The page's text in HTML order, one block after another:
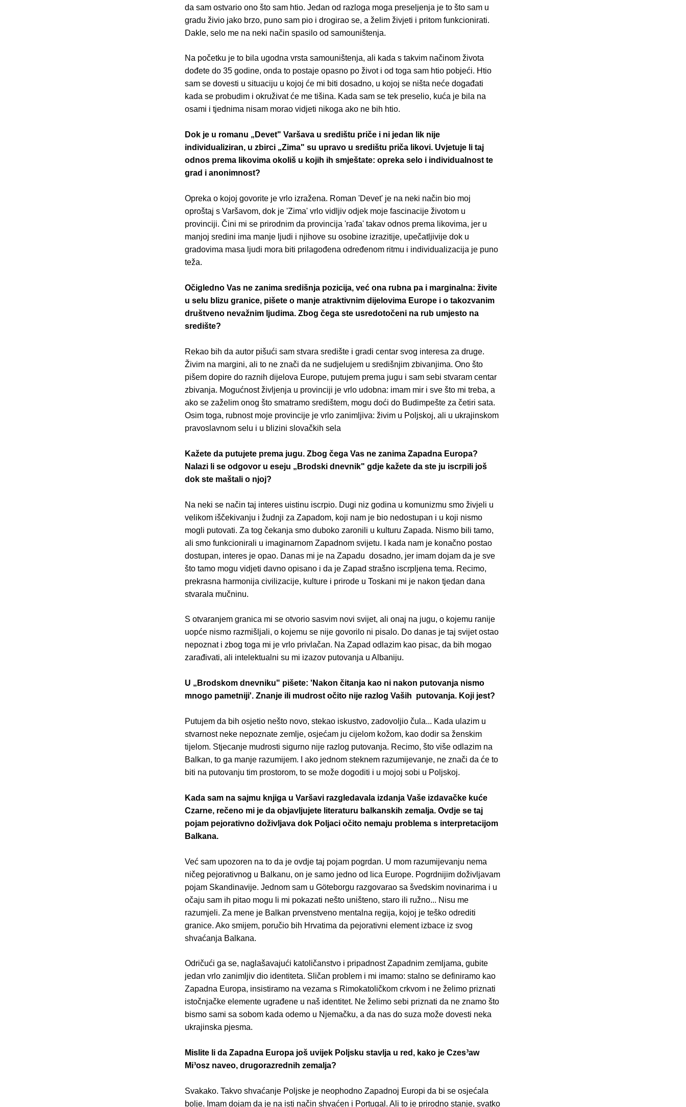
da sam ostvario ono što sam htio. Jedan od razloga moga preseljenja je to što sam u
gradu živio jako brzo, puno sam pio i drogirao se, a želim živjeti i pritom funkcionirati.
Dakle, selo me na neki način spasilo od samouništenja.
Na početku je to bila ugodna vrsta samouništenja, ali kada s takvim načinom života
dođete do 35 godine, onda to postaje opasno po život i od toga sam htio pobjeći. Htio
sam se dovesti u situaciju u kojoj će mi biti dosadno, u kojoj se ništa neće događati
kada se probudim i okruživat će me tišina. Kada sam se tek preselio, kuća je bila na
osami i tjednima nisam morao vidjeti nikoga ako ne bih htio.
Dok je u romanu „Devet" Varšava u središtu priče i ni jedan lik nije
individualiziran, u zbirci „Zima" su upravo u središtu priča likovi. Uvjetuje li taj
odnos prema likovima okoliš u kojih ih smještate: opreka selo i individualnost te
grad i anonimnost?
Opreka o kojoj govorite je vrlo izražena. Roman 'Devet' je na neki način bio moj
oproštaj s Varšavom, dok je 'Zima' vrlo vidljiv odjek moje fascinacije životom u
provinciji. Čini mi se prirodnim da provincija 'rađa' takav odnos prema likovima, jer u
manjoj sredini ima manje ljudi i njihove su osobine izrazitije, upečatljivije dok u
gradovima masa ljudi mora biti prilagođena određenom ritmu i individualizacija je puno
teža.
Očigledno Vas ne zanima središnja pozicija, već ona rubna pa i marginalna: živite
u selu blizu granice, pišete o manje atraktivnim dijelovima Europe i o takozvanim
društveno nevažnim ljudima. Zbog čega ste usredotočeni na rub umjesto na
središte?
Rekao bih da autor pišući sam stvara središte i gradi centar svog interesa za druge.
Živim na margini, ali to ne znači da ne sudjelujem u središnjim zbivanjima. Ono što
pišem dopire do raznih dijelova Europe, putujem prema jugu i sam sebi stvaram centar
zbivanja. Mogućnost življenja u provinciji je vrlo udobna: imam mir i sve što mi treba, a
ako se zaželim onog što smatramo središtem, mogu doći do Budimpešte za četiri sata.
Osim toga, rubnost moje provincije je vrlo zanimljiva: živim u Poljskoj, ali u ukrajinskom
pravoslavnom selu i u blizini slovačkih sela
Kažete da putujete prema jugu. Zbog čega Vas ne zanima Zapadna Europa?
Nalazi li se odgovor u eseju „Brodski dnevnik" gdje kažete da ste ju iscrpili još
dok ste maštali o njoj?
Na neki se način taj interes uistinu iscrpio. Dugi niz godina u komunizmu smo živjeli u
velikom iščekivanju i žudnji za Zapadom, koji nam je bio nedostupan i u koji nismo
mogli putovati. Za tog čekanja smo duboko zaronili u kulturu Zapada. Nismo bili tamo,
ali smo funkcionirali u imaginarnom Zapadnom svijetu. I kada nam je konačno postao
dostupan, interes je opao. Danas mi je na Zapadu dosadno, jer imam dojam da je sve
što tamo mogu vidjeti davno opisano i da je Zapad strašno iscrpljena tema. Recimo,
prekrasna harmonija civilizacije, kulture i prirode u Toskani mi je nakon tjedan dana
stvarala mučninu.
S otvaranjem granica mi se otvorio sasvim novi svijet, ali onaj na jugu, o kojemu ranije
uopće nismo razmišljali, o kojemu se nije govorilo ni pisalo. Do danas je taj svijet ostao
nepoznat i zbog toga mi je vrlo privlačan. Na Zapad odlazim kao pisac, da bih mogao
zarađivati, ali intelektualni su mi izazov putovanja u Albaniju.
U „Brodskom dnevniku" pišete: 'Nakon čitanja kao ni nakon putovanja nismo
mnogo pametniji'. Znanje ili mudrost očito nije razlog Vaših putovanja. Koji jest?
Putujem da bih osjetio nešto novo, stekao iskustvo, zadovoljio čula... Kada ulazim u
stvarnost neke nepoznate zemlje, osjećam ju cijelom kožom, kao dodir sa ženskim
tijelom. Stjecanje mudrosti sigurno nije razlog putovanja. Recimo, što više odlazim na
Balkan, to ga manje razumijem. I ako jednom steknem razumijevanje, ne znači da će to
biti na putovanju tim prostorom, to se može dogoditi i u mojoj sobi u Poljskoj.
Kada sam na sajmu knjiga u Varšavi razgledavala izdanja Vaše izdavačke kuće
Czarne, rečeno mi je da objavljujete literaturu balkanskih zemalja. Ovdje se taj
pojam pejorativno doživljava dok Poljaci očito nemaju problema s interpretacijom
Balkana.
Već sam upozoren na to da je ovdje taj pojam pogrdan. U mom razumijevanju nema
ničeg pejorativnog u Balkanu, on je samo jedno od lica Europe. Pogrdnijim doživljavam
pojam Skandinavije. Jednom sam u Göteborgu razgovarao sa švedskim novinarima i u
očaju sam ih pitao mogu li mi pokazati nešto uništeno, staro ili ružno... Nisu me
razumjeli. Za mene je Balkan prvenstveno mentalna regija, kojoj je teško odrediti
granice. Ako smijem, poručio bih Hrvatima da pejorativni element izbace iz svog
shvaćanja Balkana.
Odričući ga se, naglašavajući katoličanstvo i pripadnost Zapadnim zemljama, gubite
jedan vrlo zanimljiv dio identiteta. Sličan problem i mi imamo: stalno se definiramo kao
Zapadna Europa, insistiramo na vezama s Rimokatoličkom crkvom i ne želimo priznati
istočnjačke elemente ugrađene u naš identitet. Ne želimo sebi priznati da ne znamo što
bismo sami sa sobom kada odemo u Njemačku, a da nas do suza može dovesti neka
ukrajinska pjesma.
Mislite li da Zapadna Europa još uvijek Poljsku stavlja u red, kako je Czes³aw
Mi³osz naveo, drugorazrednih zemalja?
Svakako. Takvo shvaćanje Poljske je neophodno Zapadnoj Europi da bi se osjećala
bolje. Imam dojam da je na isti način shvaćen i Portugal. Ali to je prirodno stanje, svatko